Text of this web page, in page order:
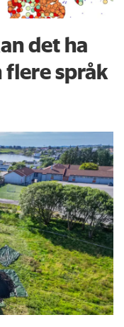
det ha
flere språk